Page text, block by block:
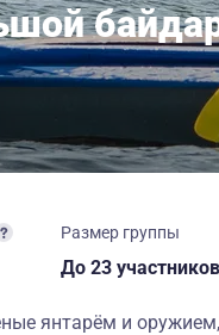
Размер группы
до 23 участников
янтарём и